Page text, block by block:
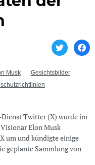
Musk
Gesichtsbilder
Twitter (X) wurde im
Elon Musk
um und kündigte einige
geplante Sammlung von